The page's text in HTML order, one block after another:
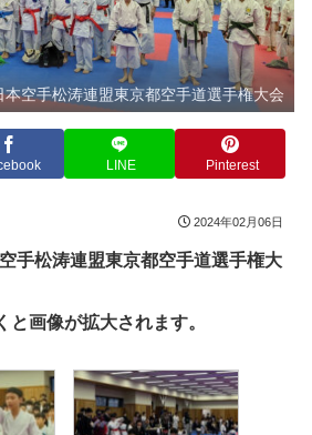
空手松涛連盟東京都空手道選手権大会
LINE Pinterest
2024年02月06日
手松涛連盟東京都空手道選手権大
と画像が拡大されます。